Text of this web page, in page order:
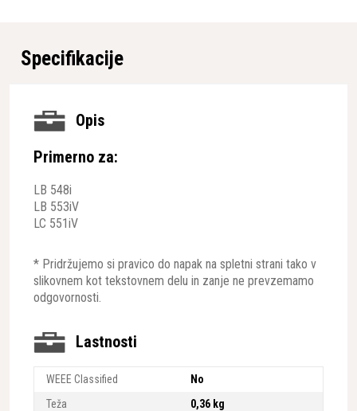
Specifikacije
Opis
Primerno za:
LB 548i
LB 553iV
LC 551iV
* Pridržujemo si pravico do napak na spletni strani tako v
slikovnem kot tekstovnem delu in zanje ne prevzemamo
odgovornosti.
Lastnosti
WEEE Classified
No
Teža
0,36 kg